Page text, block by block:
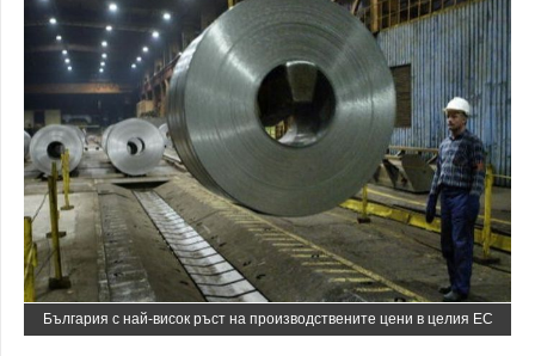
България с най-висок ръст на производствените цени в целия ЕС